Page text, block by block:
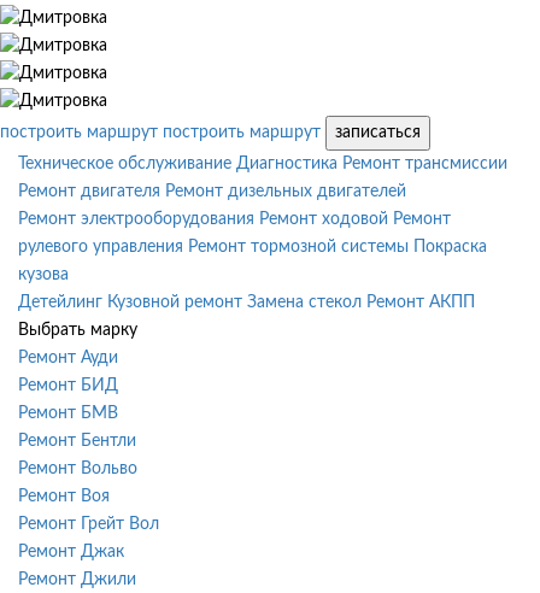
построить маршрут построить маршрут
записаться
Техническое обслуживание Диагностика Ремонт трансмиссии
Ремонт двигателя Ремонт дизельных двигателей
Ремонт электрооборудования Ремонт ходовой Ремонт
рулевого управления Ремонт тормозной системы
Покраска
кузова
Детейлинг Кузовной ремонт Замена стекол Ремонт АКПП
Выбрать марку
Ремонт Ауди
Ремонт БИД
Ремонт БМВ
Ремонт Бентли
Ремонт Вольво
Ремонт Воя
Ремонт Грейт Вол
Ремонт Джак
Ремонт Джили